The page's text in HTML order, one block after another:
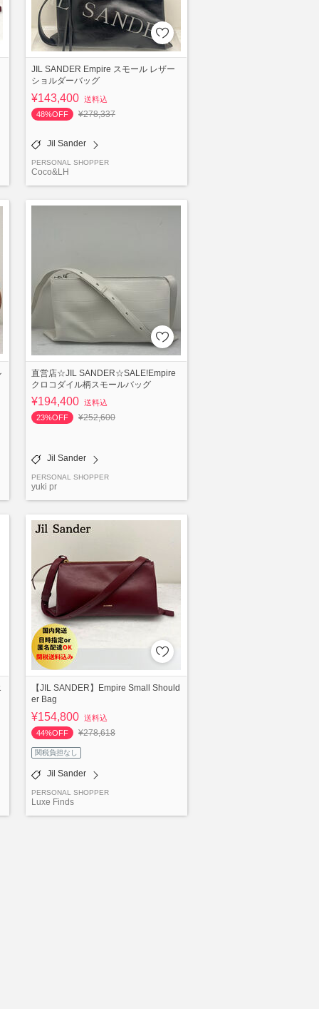
JIL SANDER Empire スモール レザー
ショルダーバッグ
¥143,400 送料込
48%OFF
¥278,337
Jil Sander
PERSONAL SHOPPER
Coco&LH
直営店☆JIL SANDER☆SALE!Empire
クロコダイル柄スモールバッグ
¥194,400 送料込
23%OFF
¥252,600
Jil Sander
PERSONAL SHOPPER
yuki pr
【JIL SANDER】Empire Small Should
er Bag
¥154,800 送料込
44%OFF
¥278,618
関税負担なし
Jil Sander
PERSONAL SHOPPER
Luxe Finds